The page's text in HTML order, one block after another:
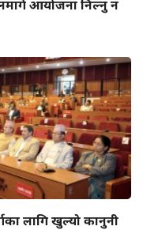
आयोजना निल्नु न
लागि खुल्यो कानुनी